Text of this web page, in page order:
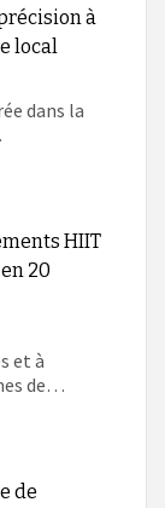
à
local
dans la
HIIT
20
et à
de…
de